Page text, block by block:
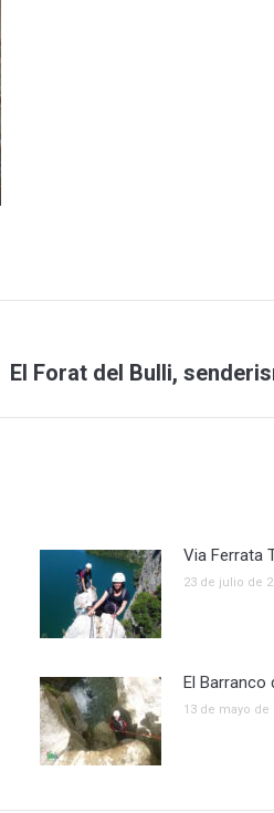
El Forat del Bulli,
Via Ferrata
23 de julio de
El Barranco
13 de mayo de